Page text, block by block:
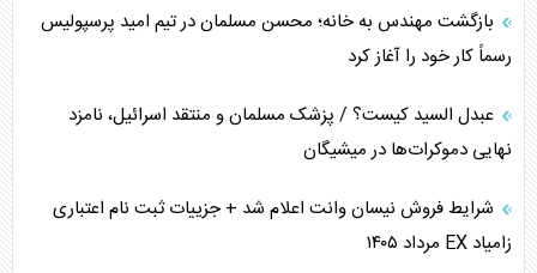
اوکراین بازوی مخرب آمریکا در غرب آسیا
اهمیت راهبردی اردن برای آمریکا
پیام، ظرفیت بالفعل‌نشده تجارت ایران
همسویی عربستان با سنتکام علیه متحدان ایران
بازگشت مهندس به خانه؛ محسن مسلمان در تیم امید پرسپولیس
رسماً کار خود را آغاز کرد
عبدل السید کیست؟ / پزشک مسلمان و منتقد اسرائیل، نامزد
نهایی دموکرات‌ها در میشیگان
شرایط فروش نیسان وانت اعلام شد + جزییات ثبت نام اعتباری
زامیاد EX مرداد ۱۴۰۵